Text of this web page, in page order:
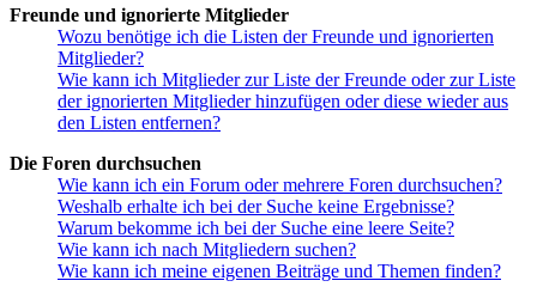
Freunde und ignorierte Mitglieder
Wozu benötige ich die Listen der Freunde und ignorierten
Mitglieder?
Wie kann ich Mitglieder zur Liste der Freunde oder zur Liste
der ignorierten Mitglieder hinzufügen oder diese wieder aus
den Listen entfernen?
Die Foren durchsuchen
Wie kann ich ein Forum oder mehrere Foren durchsuchen?
Weshalb erhalte ich bei der Suche keine Ergebnisse?
Warum bekomme ich bei der Suche eine leere Seite?
Wie kann ich nach Mitgliedern suchen?
Wie kann ich meine eigenen Beiträge und Themen finden?